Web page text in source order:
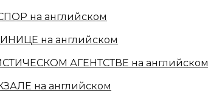
на английском
на английском
АГЕНТСТВЕ на английском
на английском